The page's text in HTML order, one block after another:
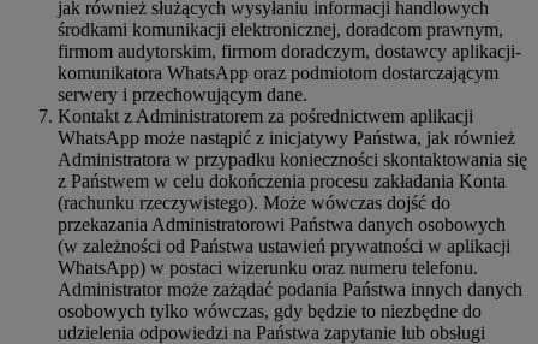
jak również służących wysyłaniu informacji handlowych
środkami komunikacji elektronicznej, doradcom prawnym,
firmom audytorskim, firmom doradczym, dostawcy aplikacji-
komunikatora WhatsApp oraz podmiotom dostarczającym
serwery i przechowującym dane.
Kontakt z Administratorem za pośrednictwem aplikacji
WhatsApp może nastąpić z inicjatywy Państwa, jak również
Administratora w przypadku konieczności skontaktowania się
z Państwem w celu dokończenia procesu zakładania Konta
(rachunku rzeczywistego). Może wówczas dojść do
przekazania Administratorowi Państwa danych osobowych
(w zależności od Państwa ustawień prywatności w aplikacji
WhatsApp) w postaci wizerunku oraz numeru telefonu.
Administrator może zażądać podania Państwa innych danych
osobowych tylko wówczas, gdy będzie to niezbędne do
udzielenia odpowiedzi na Państwa zapytanie lub obsługi